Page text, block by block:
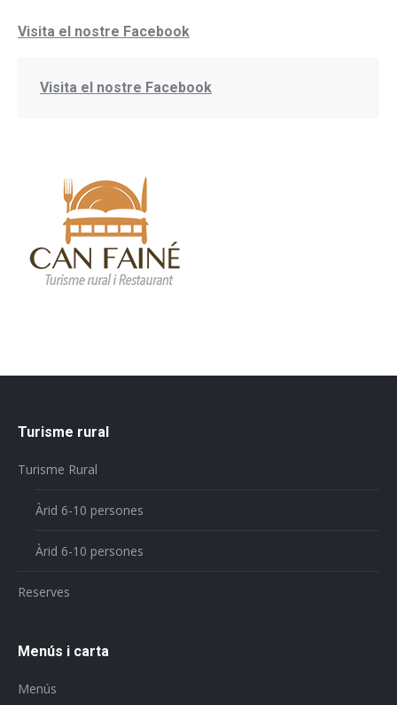
Visita el nostre Facebook
Visita el nostre Facebook
Turisme rural
Turisme Rural
Àrid 6-10 persones
Àrid 6-10 persones
Reserves
Menús i carta
Menús